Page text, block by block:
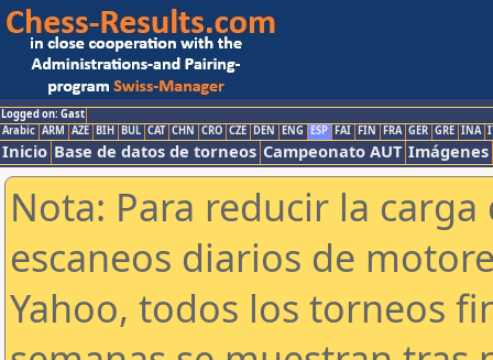
Logged on: Gast
Arabic ARM AZE BIH BUL CAT CHN CRO CZE DEN ENG ESP FAI FIN FRA GER GRE INA
Inicio Base de datos de torneos Campeonato AUT Imágenes
Nota: Para reducir la
escaneos diarios de
Yahoo, todos los torneos